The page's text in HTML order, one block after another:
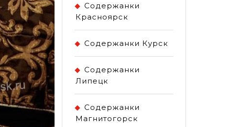
Содержанки
Красноярск
Содержанки Курск
Содержанки
Липецк
Содержанки
Магнитогорск